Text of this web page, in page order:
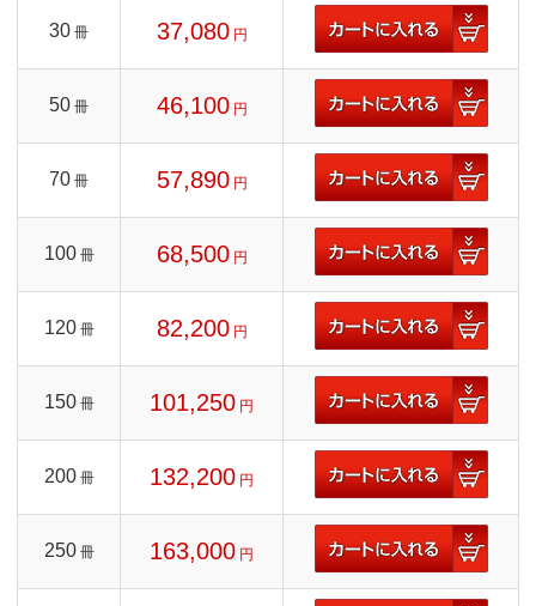
30 冊 37,080 円
50 冊 46,100 円
70 冊 57,890 円
100 冊 68,500 円
120 冊 82,200 円
150 冊 101,250 円
200 冊 132,200 円
250 冊 163,000 円